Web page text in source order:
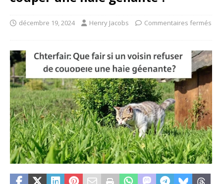
décembre 19, 2024 Henry Jacobs Commentaires fermés